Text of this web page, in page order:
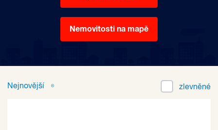
Nemovitosti na mapě
Nejnovější zlevněné